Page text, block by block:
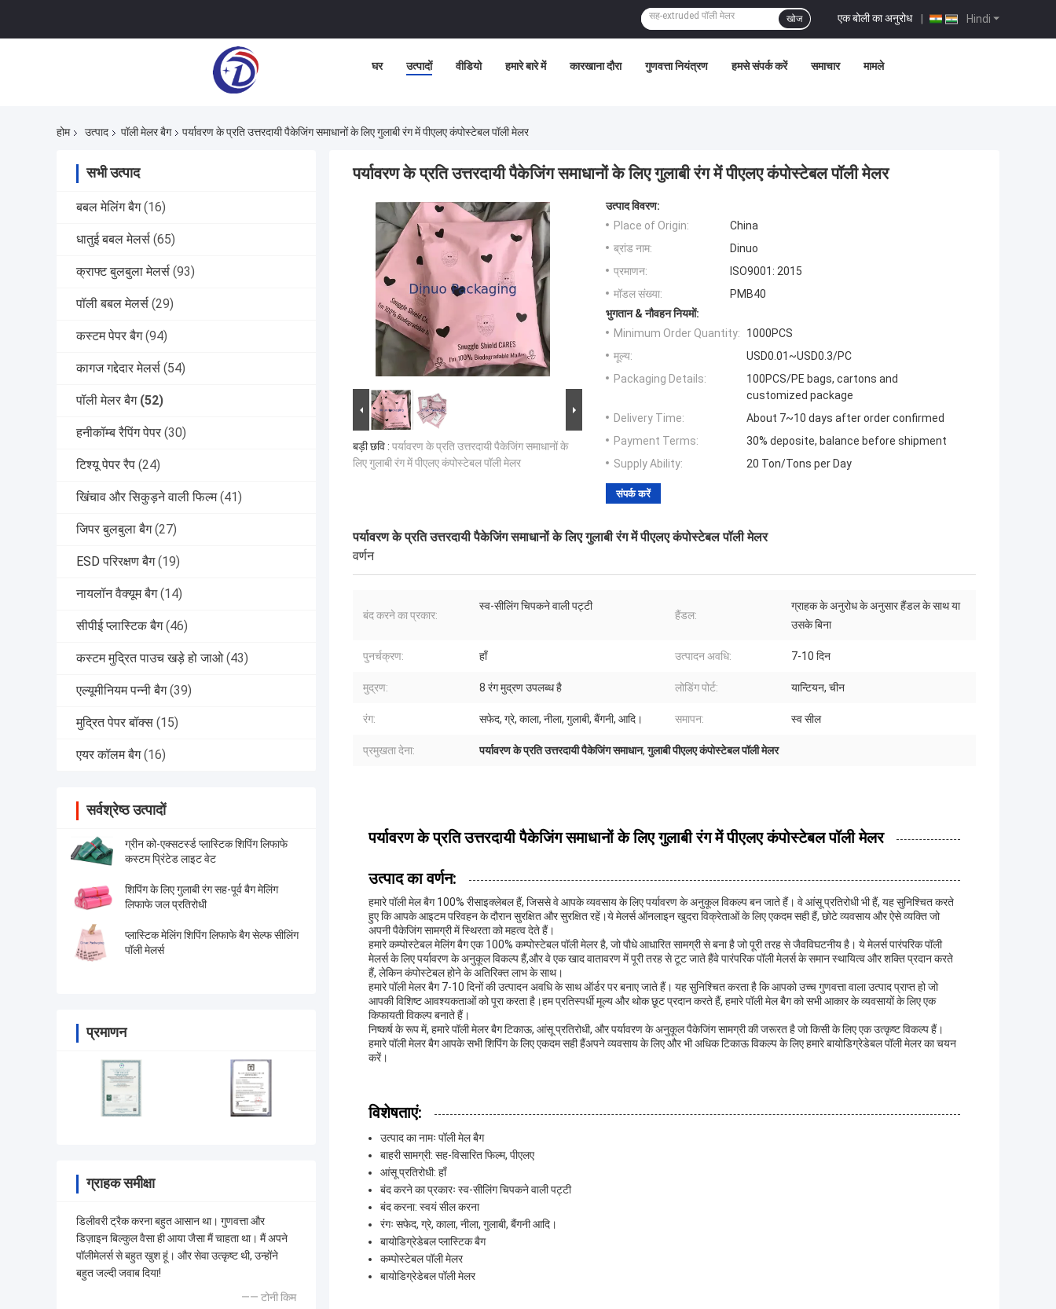
Hindi
एक बोली का अनुरोध |
खोज
घर उत्पादों वीडियो हमारे बारे में कारखाना दौरा गुणवत्ता नियंत्रण हमसे संपर्क करें समाचार मामले
होम उत्पाद पॉली मेलर बैग पर्यावरण के प्रति उत्तरदायी पैकेजिंग समाधानों के लिए गुलाबी रंग में पीएलए कंपोस्टेबल पॉली मेलर
सभी उत्पाद
बबल मेलिंग बैग (16)
धातुई बबल मेलर्स (65)
क्राफ्ट बुलबुला मेलर्स (93)
पॉली बबल मेलर्स (29)
कस्टम पेपर बैग (94)
कागज गद्देदार मेलर्स (54)
पॉली मेलर बैग (52)
हनीकॉम्ब रैपिंग पेपर (30)
टिश्यू पेपर रैप (24)
खिंचाव और सिकुड़ने वाली फिल्म (41)
जिपर बुलबुला बैग (27)
ESD परिरक्षण बैग (19)
नायलॉन वैक्यूम बैग (14)
सीपीई प्लास्टिक बैग (46)
कस्टम मुद्रित पाउच खड़े हो जाओ (43)
एल्यूमीनियम पन्नी बैग (39)
मुद्रित पेपर बॉक्स (15)
एयर कॉलम बैग (16)
सर्वश्रेष्ठ उत्पादों
ग्रीन को-एक्सटर्स्ड प्लास्टिक शिपिंग लिफाफे
कस्टम प्रिंटेड लाइट वेट
शिपिंग के लिए गुलाबी रंग सह-पूर्व बैग मेलिंग
लिफाफे जल प्रतिरोधी
प्लास्टिक मेलिंग शिपिंग लिफाफे बैग सेल्फ सीलिंग
पॉली मेलर्स
प्रमाणन
ग्राहक समीक्षा
डिलीवरी ट्रैक करना बहुत आसान था। गुणवत्ता और
डिज़ाइन बिल्कुल वैसा ही आया जैसा मैं चाहता था। मैं अपने
पॉलीमेलर्स से बहुत खुश हूं। और सेवा उत्कृष्ट थी, उन्होंने
बहुत जल्दी जवाब दिया!
—— टोनी किम
पर्यावरण के प्रति उत्तरदायी पैकेजिंग समाधानों के लिए गुलाबी रंग में पीएलए कंपोस्टेबल पॉली मेलर
बड़ी छवि : पर्यावरण के प्रति उत्तरदायी पैकेजिंग समाधानों के
लिए गुलाबी रंग में पीएलए कंपोस्टेबल पॉली मेलर
उत्पाद विवरण:
Place of Origin:
China
ब्रांड नाम:
Dinuo
प्रमाणन:
ISO9001: 2015
मॉडल संख्या:
PMB40
भुगतान & नौवहन नियमों:
Minimum Order Quantity:
1000PCS
मूल्य:
USD0.01~USD0.3/PC
Packaging Details:
100PCS/PE bags, cartons and
customized package
Delivery Time:
About 7~10 days after order confirmed
Payment Terms:
30% deposite, balance before shipment
Supply Ability:
20 Ton/Tons per Day
संपर्क करें
पर्यावरण के प्रति उत्तरदायी पैकेजिंग समाधानों के लिए गुलाबी रंग में पीएलए कंपोस्टेबल पॉली मेलर
वर्णन
बंद करने का प्रकार:
स्व-सीलिंग चिपकने वाली पट्टी
हैंडल:
ग्राहक के अनुरोध के अनुसार हैंडल के साथ या
उसके बिना
पुनर्चक्रण: हाँ उत्पादन अवधि: 7-10 दिन
मुद्रण: 8 रंग मुद्रण उपलब्ध है लोडिंग पोर्ट: यान्टियन, चीन
रंग: सफेद, ग्रे, काला, नीला, गुलाबी, बैंगनी, आदि। समापन: स्व सील
प्रमुखता देना: पर्यावरण के प्रति उत्तरदायी पैकेजिंग समाधान,गुलाबी पीएलए कंपोस्टेबल पॉली मेलर
पर्यावरण के प्रति उत्तरदायी पैकेजिंग समाधानों के लिए गुलाबी रंग में पीएलए कंपोस्टेबल पॉली मेलर
उत्पाद का वर्णन:
हमारे पॉली मेल बैग 100% रीसाइक्लेबल हैं, जिससे वे आपके व्यवसाय के लिए पर्यावरण के अनुकूल विकल्प बन जाते हैं। वे आंसू प्रतिरोधी भी हैं, यह सुनिश्चित करते
हुए कि आपके आइटम परिवहन के दौरान सुरक्षित और सुरक्षित रहें।ये मेलर्स ऑनलाइन खुदरा विक्रेताओं के लिए एकदम सही हैं, छोटे व्यवसाय और ऐसे व्यक्ति जो
अपनी पैकेजिंग सामग्री में स्थिरता को महत्व देते हैं।
हमारे कम्पोस्टेबल मेलिंग बैग एक 100% कम्पोस्टेबल पॉली मेलर है, जो पौधे आधारित सामग्री से बना है जो पूरी तरह से जैवविघटनीय है। ये मेलर्स पारंपरिक पॉली
मेलर्स के लिए पर्यावरण के अनुकूल विकल्प हैं,और वे एक खाद वातावरण में पूरी तरह से टूट जाते हैंवे पारंपरिक पॉली मेलर्स के समान स्थायित्व और शक्ति प्रदान करते
हैं, लेकिन कंपोस्टेबल होने के अतिरिक्त लाभ के साथ।
हमारे पॉली मेलर बैग 7-10 दिनों की उत्पादन अवधि के साथ ऑर्डर पर बनाए जाते हैं। यह सुनिश्चित करता है कि आपको उच्च गुणवत्ता वाला उत्पाद प्राप्त हो जो
आपकी विशिष्ट आवश्यकताओं को पूरा करता है।हम प्रतिस्पर्धी मूल्य और थोक छूट प्रदान करते हैं, हमारे पॉली मेल बैग को सभी आकार के व्यवसायों के लिए एक
किफायती विकल्प बनाते हैं।
निष्कर्ष के रूप में, हमारे पॉली मेलर बैग टिकाऊ, आंसू प्रतिरोधी, और पर्यावरण के अनुकूल पैकेजिंग सामग्री की जरूरत है जो किसी के लिए एक उत्कृष्ट विकल्प हैं।
हमारे पॉली मेलर बैग आपके सभी शिपिंग के लिए एकदम सही हैंअपने व्यवसाय के लिए और भी अधिक टिकाऊ विकल्प के लिए हमारे बायोडिग्रेडेबल पॉली मेलर का चयन
करें।
विशेषताएं:
उत्पाद का नामः पॉली मेल बैग
बाहरी सामग्री: सह-विसारित फिल्म, पीएलए
आंसू प्रतिरोधी: हाँ
बंद करने का प्रकारः स्व-सीलिंग चिपकने वाली पट्टी
बंद करना: स्वयं सील करना
रंगः सफेद, ग्रे, काला, नीला, गुलाबी, बैंगनी आदि।
बायोडिग्रेडेबल प्लास्टिक बैग
कम्पोस्टेबल पॉली मेलर
बायोडिग्रेडेबल पॉली मेलर